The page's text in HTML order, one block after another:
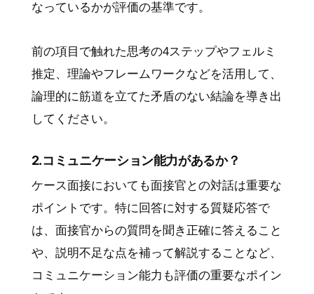
なっているかが評価の基準です。
前の項目で触れた思考の4ステップやフェルミ
推定、理論やフレームワークなどを活用して、
論理的に筋道を立てた矛盾のない結論を導き出
してください。
2.コミュニケーション能力があるか？
ケース面接においても面接官との対話は重要な
ポイントです。特に回答に対する質疑応答で
は、面接官からの質問を聞き正確に答えること
や、説明不足な点を補って解説することなど、
コミュニケーション能力も評価の重要なポイン